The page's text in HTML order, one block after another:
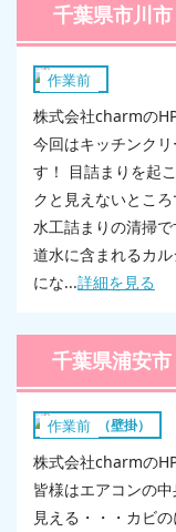
千葉県市川
作業前
キッチン
株式会社charmの
今回はキッチンク
す！ 目詰まりを起
クと見えないとこ
水工詰まりの清掃
道水に含まれるカ
にな...詳細を見る
千葉県浦安
作業前
エアコン（壁掛）
株式会社charmの
皆様はエアコンの
見える・・・カビ